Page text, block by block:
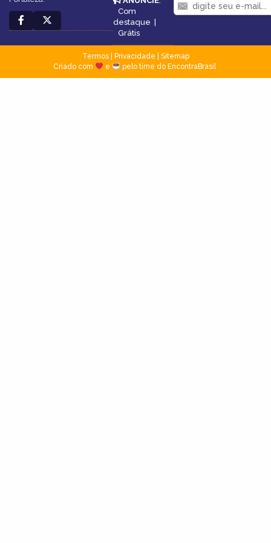
Com
destaque |
Grátis
Termos| Privacidade
Sitemap
Criado com
e pelo time do EncontraBrasil